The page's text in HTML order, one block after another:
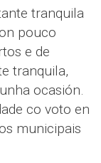
tranquila
pouco
e de
tranquila,
ocasión.
co voto en
municipais